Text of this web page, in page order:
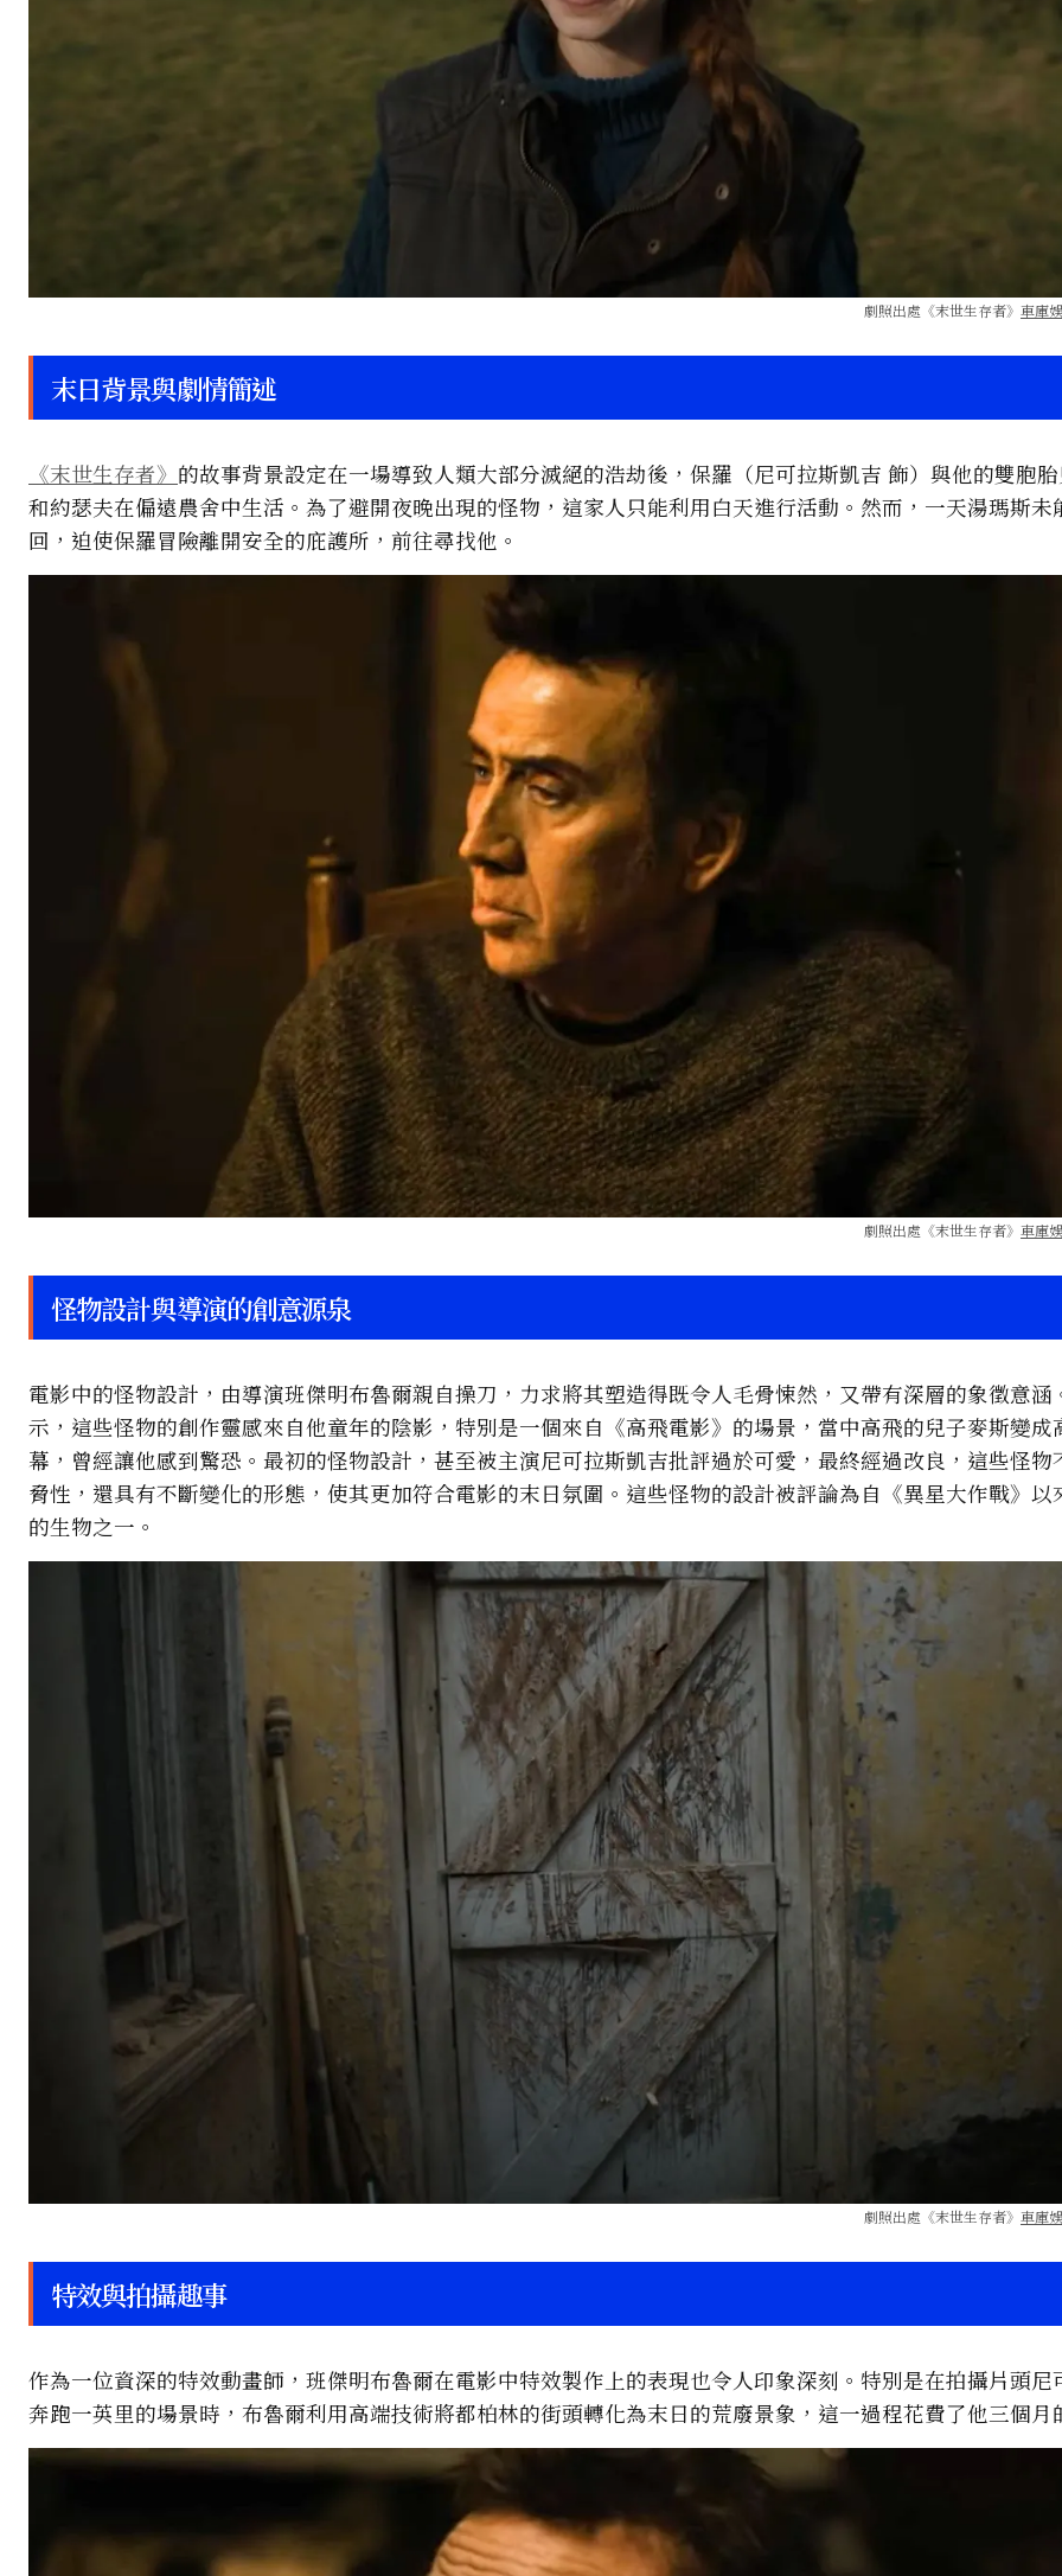
劇照出處《末世生存者》 車庫
末日背景與劇情簡述
《末世生存者》 的故事背景設定在一場導致人類大部分滅絕的浩劫後，保羅（尼可拉斯凱吉 飾）與他的雙胞
和約瑟夫在偏遠農舍中生活。為了避開夜晚出現的怪物，這家人只能利用白天進行活動。然而，一天湯瑪斯未
回，迫使保羅冒險離開安全的庇護所，前往尋找他。
劇照出處《末世生存者》 車庫
怪物設計與導演的創意源泉
電影中的怪物設計，由導演班傑明布魯爾親自操刀，力求將其塑造得既令人毛骨悚然，又帶有深層的象徵意涵
示，這些怪物的創作靈感來自他童年的陰影，特別是一個來自《高飛電影》的場景，當中高飛的兒子麥斯變成
幕，曾經讓他感到驚恐。最初的怪物設計，甚至被主演尼可拉斯凱吉批評過於可愛，最終經過改良，這些怪物
脅性，還具有不斷變化的形態，使其更加符合電影的末日氛圍。這些怪物的設計被評論為自《異星大作戰》以
的生物之一。
劇照出處《末世生存者》 車庫
特效與拍攝趣事
作為一位資深的特效動畫師，班傑明布魯爾在電影中特效製作上的表現也令人印象深刻。特別是在拍攝片頭尼
奔跑一英里的場景時，布魯爾利用高端技術將都柏林的街頭轉化為末日的荒廢景象，這一過程花費了他三個月